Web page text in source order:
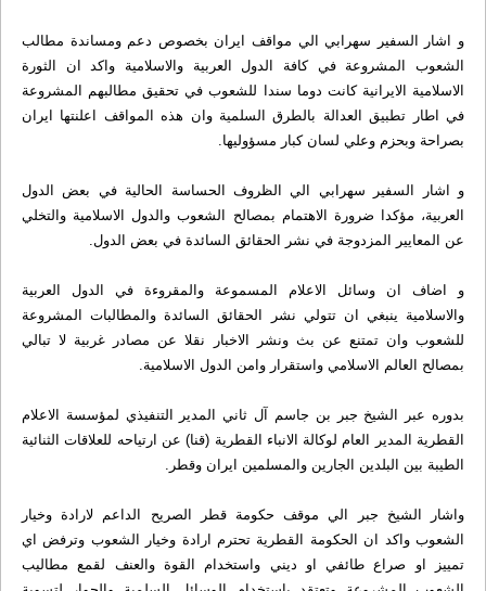
و اشار السفير سهرابي الي مواقف ايران بخصوص دعم ومساندة مطالب
الشعوب المشروعة في كافة الدول العربية والاسلامية واكد ان الثورة
الاسلامية الايرانية كانت دوما سندا للشعوب في تحقيق مطالبهم المشروعة
في اطار تطبيق العدالة بالطرق السلمية وان هذه المواقف اعلنتها ايران
بصراحة وبحزم وعلي لسان كبار مسؤوليها.
و اشار السفير سهرابي الي الظروف الحساسة الحالية في بعض الدول
العربية، مؤكدا ضرورة الاهتمام بمصالح الشعوب والدول الاسلامية والتخلي
عن المعايير المزدوجة في نشر الحقائق السائدة في بعض الدول.
و اضاف ان وسائل الاعلام المسموعة والمقروءة في الدول العربية
والاسلامية ينبغي ان تتولي نشر الحقائق السائدة والمطالبات المشروعة
للشعوب وان تمتنع عن بث ونشر الاخبار نقلا عن مصادر غربية لا تبالي
بمصالح العالم الاسلامي واستقرار وامن الدول الاسلامية.
بدوره عبر الشيخ جبر بن جاسم آل ثاني المدير التنفيذي لمؤسسة الاعلام
القطرية المدير العام لوكالة الانباء القطرية (قنا) عن ارتياحه للعلاقات الثنائية
الطيبة بين البلدين الجارين والمسلمين ايران وقطر.
واشار الشيخ جبر الي موقف حكومة قطر الصريح الداعم لارادة وخيار
الشعوب واكد ان الحكومة القطرية تحترم ارادة وخيار الشعوب وترفض اي
تمييز او صراع طائفي او ديني واستخدام القوة والعنف لقمع مطاليب